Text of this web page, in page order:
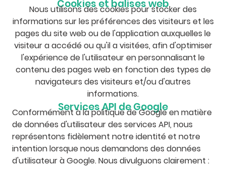
Cookies et balises web
Nous utilisons des cookies pour stocker des
informations sur les préférences des visiteurs et les
pages du site web ou de l'application auxquelles le
visiteur a accédé ou qu'il a visitées, afin d'optimiser
l'expérience de l'utilisateur en personnalisant le
contenu des pages web en fonction des types de
navigateurs des visiteurs et/ou d'autres
informations.
Services API de Google
Conformément à la politique de Google en matière
de données d'utilisateur des services API, nous
représentons fidèlement notre identité et notre
intention lorsque nous demandons des données
d'utilisateur à Google. Nous divulguons clairement :